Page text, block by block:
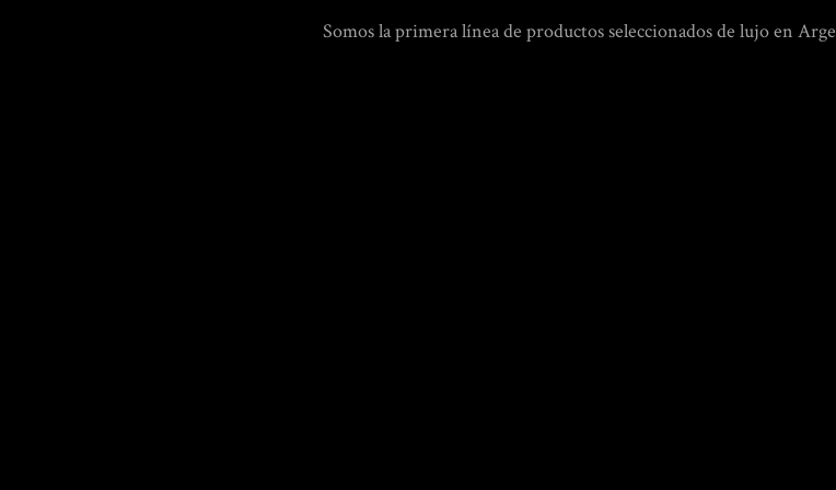
Somos la primera línea de productos seleccionados de lujo en